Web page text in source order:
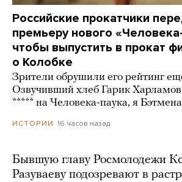
Российские прокатчики
премьеру нового
чтобы выпустить в прокат
о Колобке
Зрители обрушили его рейтинг
Озвучивший хлеб Гарик
***** на Человека-паука, я
ИСТОРИИ 16 часов назад
Бывшую главу Росмолодежи
Разуваеву подозревают в